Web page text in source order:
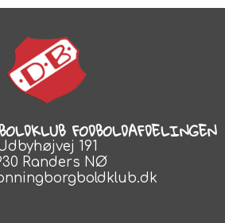
FODBOLDAFDELINGEN
191
Randers NØ